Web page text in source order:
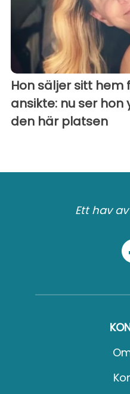
Hon säljer sitt
ansikte: nu ser
den här platsen
Ett hav